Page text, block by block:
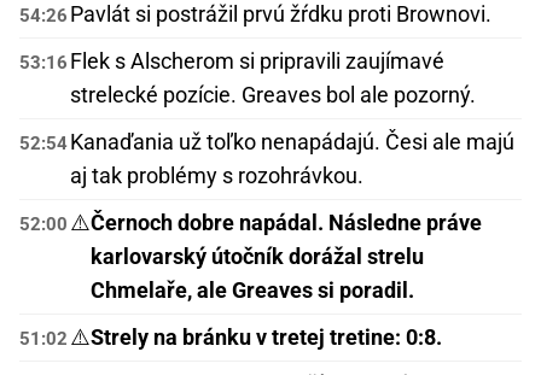
54:26 Pavlát si postrážil prvú žŕdku proti Brownovi.
53:16 Flek s Alscherom si pripravili zaujímavé
strelecké pozície. Greaves bol ale pozorný.
52:54Kanaďania už toľko nenapádajú. Česi ale majú
aj tak problémy s rozohrávkou.
52:00 ⚠️Černoch dobre napádal. Následne práve
karlovarský útočník dorážal strelu
Chmelaře, ale Greaves si poradil.
51:02 ⚠️Strely na bránku v tretej tretine: 0:8.